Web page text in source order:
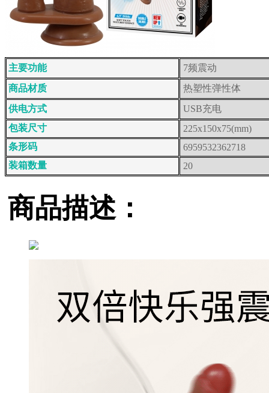
主要功能
7频震动
商品材质
热塑性弹性体
供电方式
USB充电
包装尺寸
225x150x75(mm)
条形码
6959532362718
装箱数量
20
商品描述：